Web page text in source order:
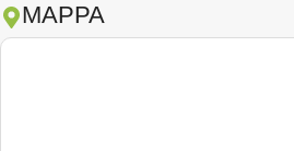
MAPPA